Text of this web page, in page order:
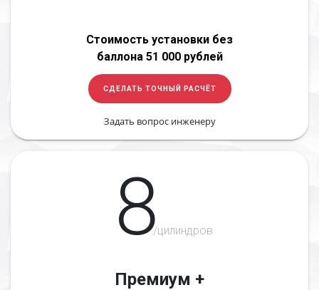
Стоимость установки без
баллона 51 000 рублей
СДЕЛАТЬ ТОЧНЫЙ РАСЧЁТ
Задать вопрос инженеру
8/цилиндров
Премиум +